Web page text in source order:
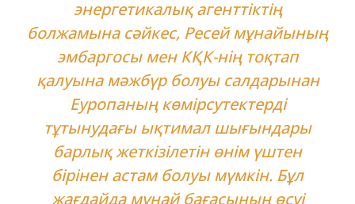
энергетикалық агенттіктің
болжамына сәйкес, Ресей мұнайының
эмбаргосы мен КҚК-нің тоқтап
қалуына мәжбүр болуы салдарынан
Еуропаның көмірсутектерді
тұтынудағы ықтимал шығындары
барлық жеткізілетін өнім үштен
бірінен астам болуы мүмкін. Бұл
жағдайда мұнай бағасының өсуі